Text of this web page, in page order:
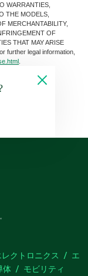
WARRANTIES,
THE MODELS,
MERCHANTABILITY,
OF
THAT MAY ARISE
further legal information,
レクトロニクス
エ
体 モビリティ